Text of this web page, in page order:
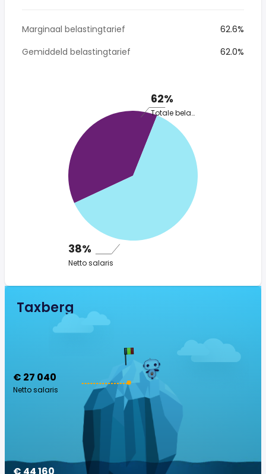
Marginaal belastingtarief
62.6%
Gemiddeld belastingtarief
62.0%
62%
Totale belasting
38%
Netto salaris
Taxberg
€ 27 040
Netto salaris